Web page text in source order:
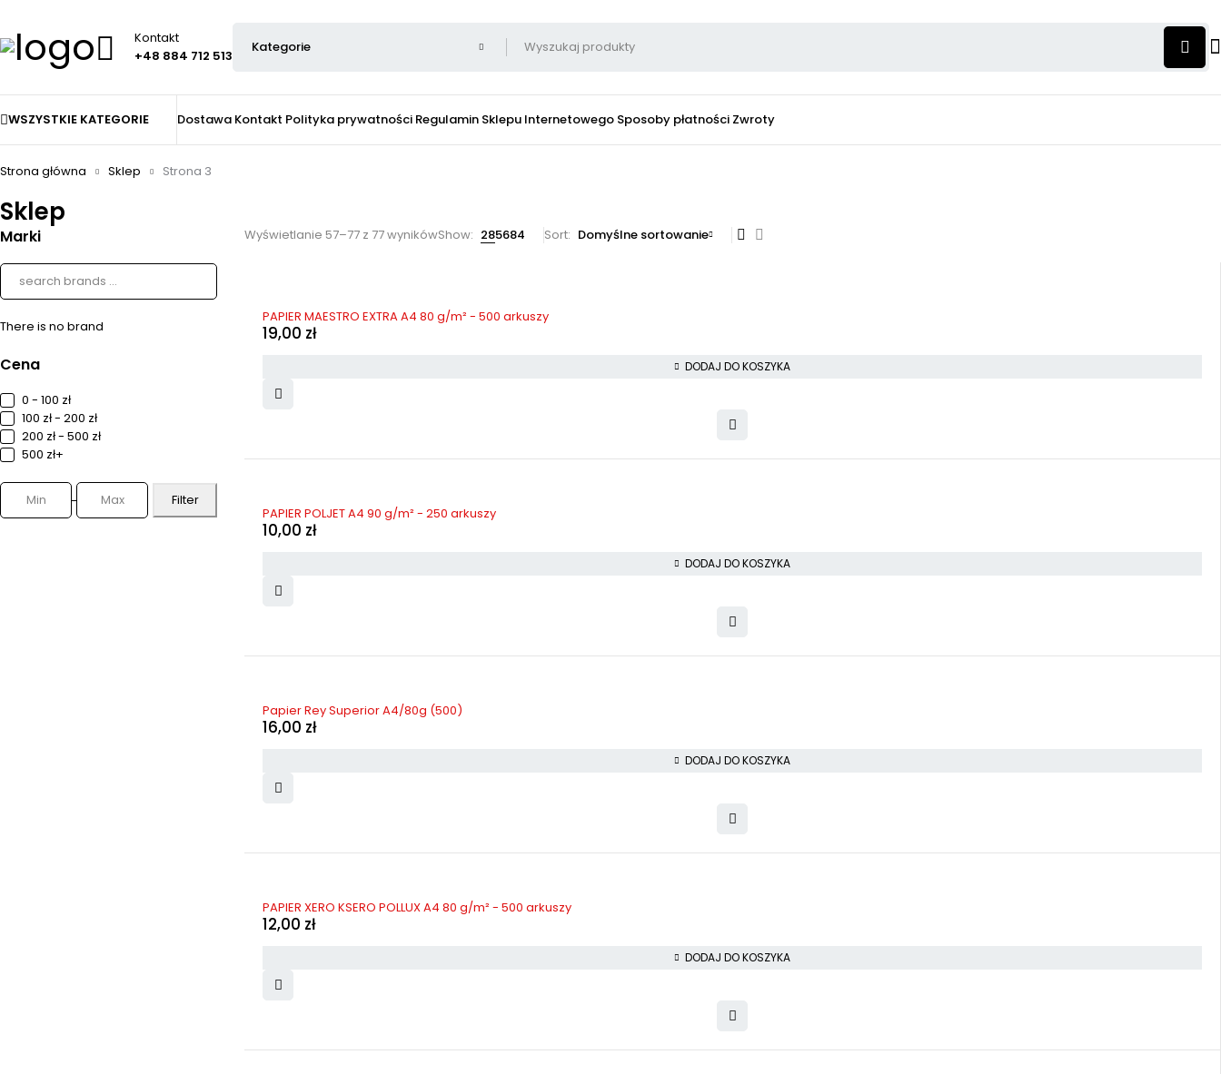
Kontakt
+48 884 712 513
WSZYSTKIE KATEGORIE Dostawa Kontakt Polityka prywatności Regulamin Sklepu Internetowego Sposoby płatności Zwroty
Sklep
Strona główna Sklep Strona 3
Marki
There is no brand
Cena
0 - 100 zł
100 zł - 200 zł
200 zł - 500 zł
500 zł+
Filter
Wyświetlanie 57–77 z 77 wynikówShow: 285684 Sort Domyślne sortowanie
PAPIER MAESTRO EXTRA A4 80 g/m² - 500 arkuszy
19,00 zł
DODAJ DO KOSZYKA
PAPIER POLJET A4 90 g/m² - 250 arkuszy
10,00 zł
DODAJ DO KOSZYKA
Papier Rey Superior A4/80g (500)
16,00 zł
DODAJ DO KOSZYKA
PAPIER XERO KSERO POLLUX A4 80 g/m² - 500 arkuszy
12,00 zł
DODAJ DO KOSZYKA